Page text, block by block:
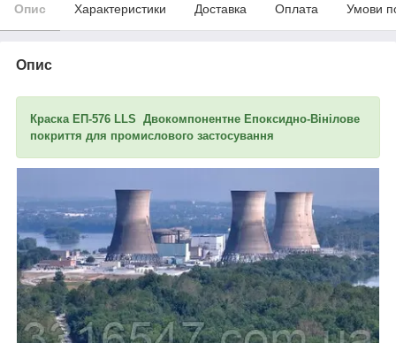
Опис Характеристики Доставка Оплата Умови
Опис
Краска ЕП-576 LLS Двокомпонентне Епоксидно-Вінілове
покриття для промислового застосування